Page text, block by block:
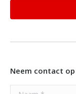
Neem contact op